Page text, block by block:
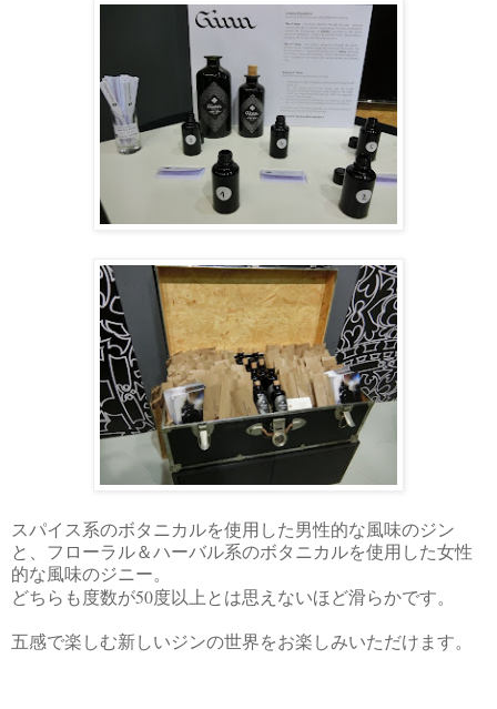
スパイス系のボタニカルを使用した男性的な風味のジン
と、フローラル＆ハーバル系のボタニカルを使用した女性
的な風味のジニー。
どちらも度数が50度以上とは思えないほど滑らかです。
五感で楽しむ新しいジンの世界をお楽しみいただけます。